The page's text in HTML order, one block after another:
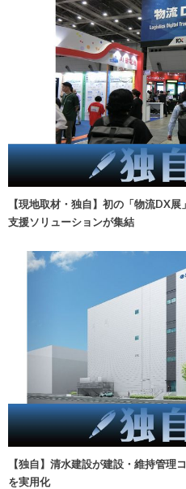
【現地取材・独自】初の「物流DX
支援ソリューションが集結
【独自】清水建設が建設・維持管理
を実用化